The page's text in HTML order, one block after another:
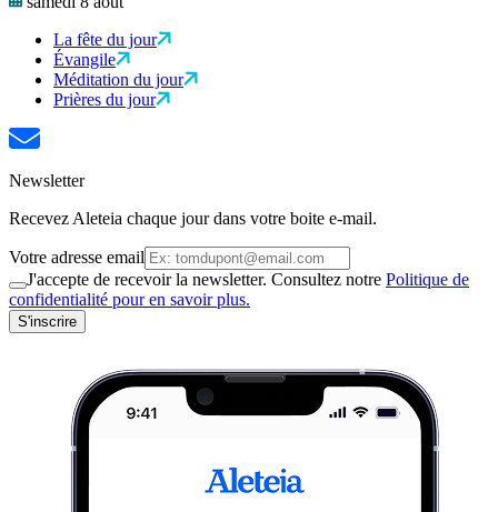
La fête du jour
Évangile
Méditation du jour
Prières du jour
Newsletter
Recevez Aleteia chaque jour dans votre boite e-mail.
Votre adresse email
J'accepte de recevoir la newsletter. Consultez notre Politique de
confidentialité pour en savoir plus.
S'inscrire